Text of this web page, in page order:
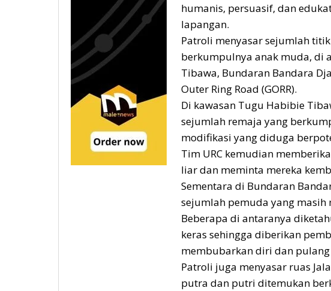
humanis, persuasif, dan
lapangan.
Patroli menyasar sejumlah
berkumpulnya anak muda, di
Tibawa, Bundaran Bandara
Outer Ring Road (GORR).
Di kawasan Tugu Habibie
sejumlah remaja yang
modifikasi yang diduga
Tim URC kemudian
liar dan meminta mereka
Sementara di Bundaran
sejumlah pemuda yang
Beberapa di antaranya
keras sehingga diberikan
membubarkan diri dan pulang
Patroli juga menyasar ruas
putra dan putri ditemukan